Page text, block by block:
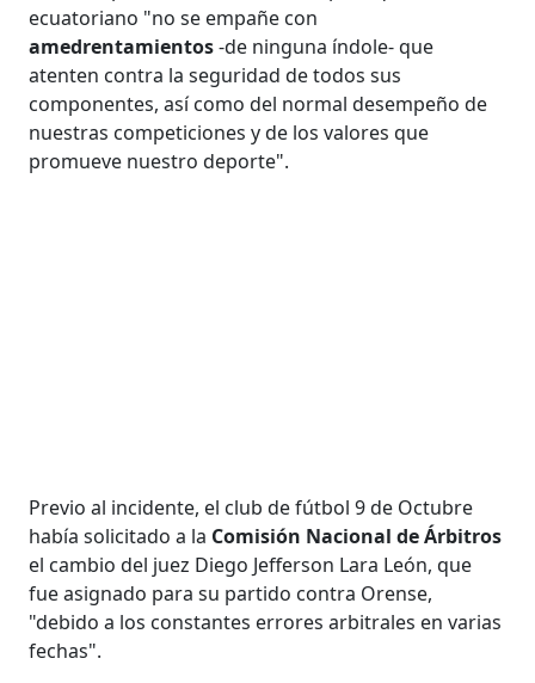
ecuatoriano "no se empañe con
amedrentamientos-de ninguna índole- que
atenten contra la seguridad de todos sus
componentes, así como del normal desempeño de
nuestras competiciones y de los valores que
promueve nuestro deporte".
Previo al incidente, el club de fútbol 9 de Octubre
había solicitado a la Comisión Nacional de Árbitros
el cambio del juez Diego Jefferson Lara León, que
fue asignado para su partido contra Orense,
"debido a los constantes errores arbitrales en varias
fechas".